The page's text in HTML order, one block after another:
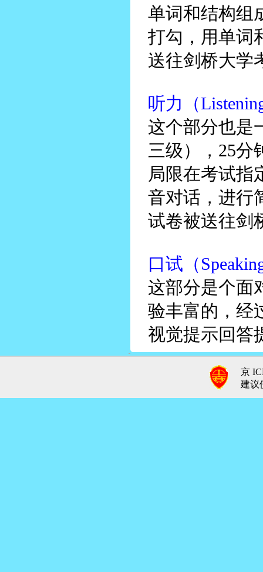
单词和结构组
打勾，用单词
送往剑桥大学
听力（
这个部分也是
三级），25分
局限在考试指
音对话，进行
试卷被送往剑
口试（
这部分是个面
验丰富的，经
视觉提示回答
京
建议